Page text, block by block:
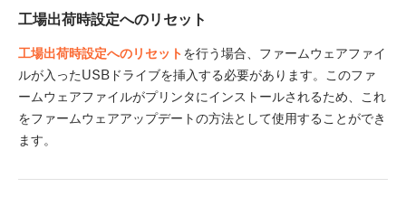
工場出荷時設定へのリセット
工場出荷時設定へのリセットを行う場合、ファームウェアファイ
ルが入ったUSBドライブを挿入する必要があります。このファ
ームウェアファイルがプリンタにインストールされるため、これ
をファームウェアアップデートの方法として使用することができ
ます。